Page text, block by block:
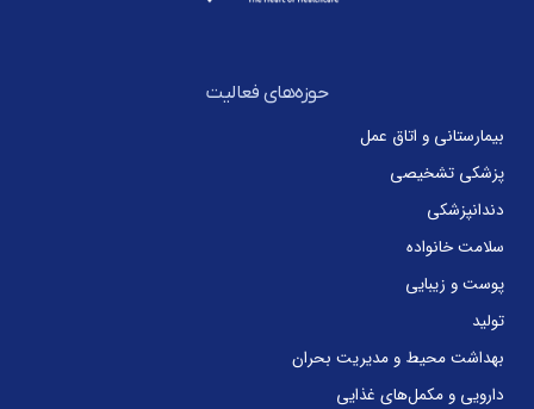
حوزه‌های فعالیت
بیمارستانی و اتاق عمل
پزشکی تشخیصی
دندانپزشکی
سلامت خانواده
پوست و زیبایی
تولید
بهداشت محیط و مدیریت بحران
دارویی و مکمل‌های غذایی